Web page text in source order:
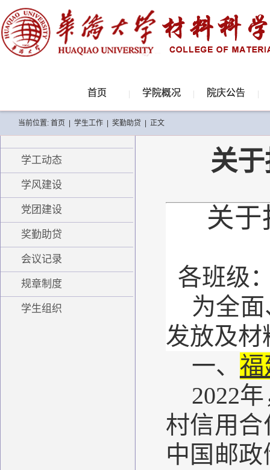
首页 学院概况 院庆公告
当前位置: 首页 学生工作 奖勤助贷 正文
学工动态
学风建设
党团建设
奖勤助贷
会议记录
规章制度
学生组织
关
关于
各班级
为全
发放及材
一、 福
2022
村信用
中国邮